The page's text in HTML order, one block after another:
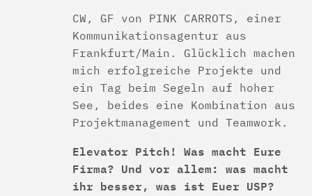
CW, GF von PINK CARROTS, einer
Kommunikationsagentur aus
Frankfurt/Main. Glücklich machen
mich erfolgreiche Projekte und
ein Tag beim Segeln auf hoher
See, beides eine Kombination aus
Projektmanagement und Teamwork.
Elevator Pitch! Was macht Eure
Firma? Und vor allem: was macht
ihr besser, was ist Euer USP?